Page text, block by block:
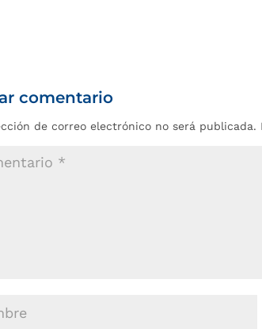
comentario
de correo electrónico no será publicada.